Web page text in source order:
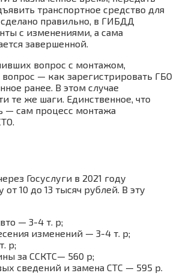
транспортное средство для
правильно, в ГИБДД
с изменениями, а сама
завершенной.
вопрос с монтажом,
— как зарегистрировать ГБО
ранее. В этом случае
те же шаги. Единственное, что
— сам процесс монтажа
Госуслуги в 2021 году
10 до 13 тысяч рублей. В эту
— 3-4 т. р;
изменений — 3-4 т. р;
р;
за ССКТС— 560 р;
сведений и замена СТС — 595 р.